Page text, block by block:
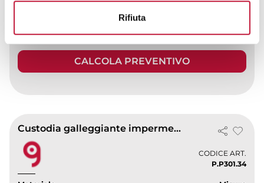
Rifiuta
impeccabile tra sicurezza e...
CALCOLA PREVENTIVO
Custodia galleggiante impermeabile
CODICE ART.
P.P301.34